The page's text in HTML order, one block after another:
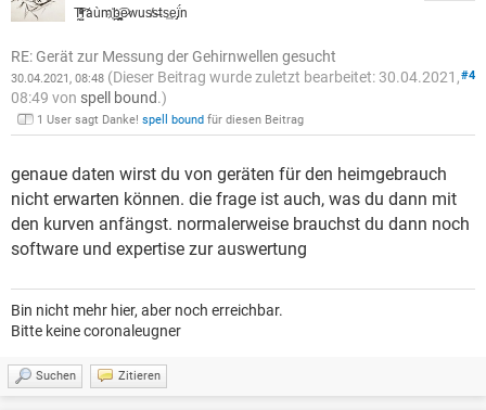
T̗̜̺ͯͥͧ͑̎̂͠raùm҉b̪̱͚̪͡ͅe̷wus̸s̶ts͢e̡ḯn
RE: Gerät zur Messung der Gehirnwellen gesucht
#4
30.04.2021, 08:48 (Dieser Beitrag wurde zuletzt bearbeitet: 30.04.2021,
08:49 von spell bound.)
1 User sagt Danke! spell bound für diesen Beitrag
genaue daten wirst du von geräten für den heimgebrauch
nicht erwarten können. die frage ist auch, was du dann mit
den kurven anfängst. normalerweise brauchst du dann noch
software und expertise zur auswertung
Bin nicht mehr hier, aber noch erreichbar.
Bitte keine coronaleugner
Suchen Zitieren